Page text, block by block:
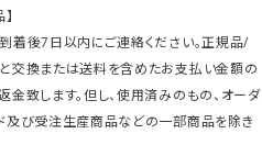
着後7日以内にご連絡ください。正規品/
交換または送料を含めたお支払い金額の
金致します。但し、使用済みのもの、オーダ
及び受注生産商品などの一部商品を除き